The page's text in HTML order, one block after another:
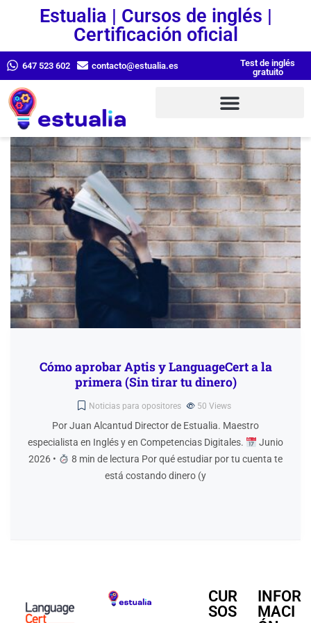
Estualia | Cursos de inglés |
Certificación oficial
647 523 602 contacto@estualia.es
Test de inglés
gratuito
Cómo aprobar Aptis y LanguageCert a la
primera (Sin tirar tu dinero)
Noticias para opositores 50 Views
Por Juan Alcantud Director de Estualia. Maestro
especialista en Inglés y en Competencias Digitales.
Junio
2026 •
8 min de lectura Por qué estudiar por tu cuenta te
está costando dinero (y
CUR
SOS
INFOR
MACI